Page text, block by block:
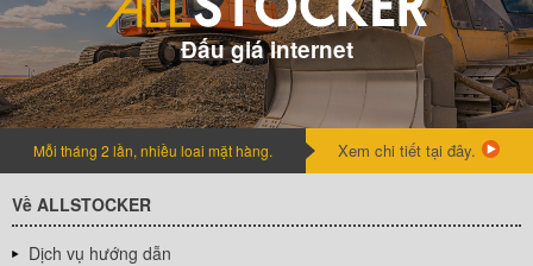
Đấu giá internet
Mỗi tháng 2 lần, nhiều loai mặt hàng. Xem chi tiết tại đây.
Về ALLSTOCKER
Dịch vụ hướng dẫn